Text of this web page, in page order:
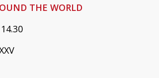
THE WORLD